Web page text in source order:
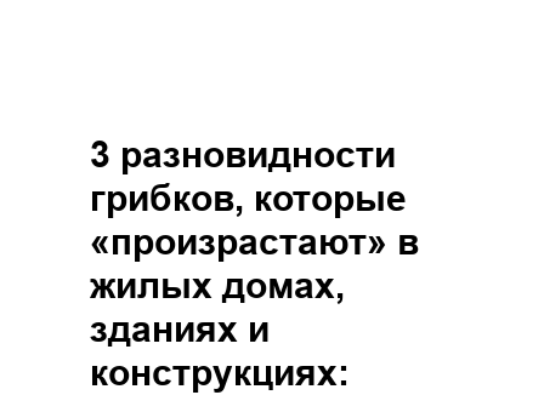
3 разновидности
грибков, которые
«произрастают» в
жилых домах,
зданиях и
конструкциях: